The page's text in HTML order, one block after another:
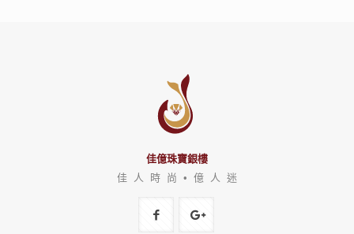
佳億珠寶銀樓
佳 人 時 尚 • 億 人 迷